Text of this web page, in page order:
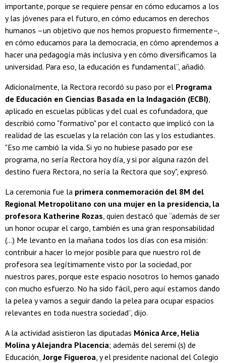
importante, porque se requiere pensar en cómo educamos a los
y las jóvenes para el futuro, en cómo educamos en derechos
humanos –un objetivo que nos hemos propuesto firmemente–,
en cómo educamos para la democracia, en cómo aprendemos a
hacer una pedagogía más inclusiva y en cómo diversificamos la
universidad. Para eso, la educación es fundamental”, añadió.
Adicionalmente, la Rectora recordó su paso por el Programa
de Educación en Ciencias Basada en la Indagación (ECBI),
aplicado en escuelas públicas y del cual es cofundadora, que
describió como "formativo" por el contacto que implicó con la
realidad de las escuelas y la relación con las y los estudiantes.
"Eso me cambió la vida. Si yo no hubiese pasado por ese
programa, no sería Rectora hoy día, y si por alguna razón del
destino fuera Rectora, no sería la Rectora que soy", expresó.
La ceremonia fue la primera conmemoración del 8M del
Regional Metropolitano con una mujer en la presidencia, la
profesora Katherine Rozas, quien destacó que “además de ser
un honor ocupar el cargo, también es una gran responsabilidad
(...) Me levanto en la mañana todos los días con esa misión:
contribuir a hacer lo mejor posible para que nuestro rol de
profesora sea legítimamente visto por la sociedad, por
nuestros pares, porque este espacio nosotros lo hemos ganado
con mucho esfuerzo. No ha sido fácil, pero aquí estamos dando
la pelea y vamos a seguir dando la pelea para ocupar espacios
relevantes en toda nuestra sociedad”, dijo.
A la actividad asistieron las diputadas Mónica Arce, Helia
Molina y Alejandra Placencia; además del seremi (s) de
Educación, Jorge Figueroa, y el presidente nacional del Colegio